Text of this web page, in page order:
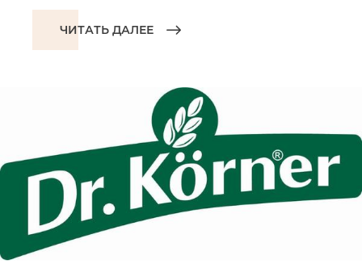
ЧИТАТЬ ДАЛЕЕ